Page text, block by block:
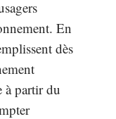
En
dès
à partir du